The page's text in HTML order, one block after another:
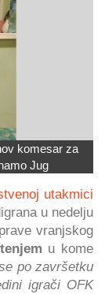
komesar za
Jug
utakmici
u nedelju
vranjskog
u kome
po završetku
igrači OFK